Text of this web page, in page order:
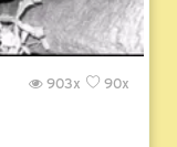
90x
903x